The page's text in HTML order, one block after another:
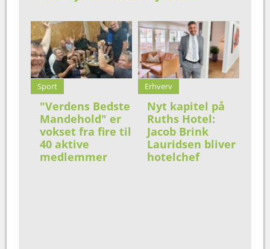
Sport
"Verdens Bedste
Mandehold" er
vokset fra fire til
40 aktive
medlemmer
Erhverv
Nyt kapitel på
Ruths Hotel:
Jacob Brink
Lauridsen bliver
hotelchef